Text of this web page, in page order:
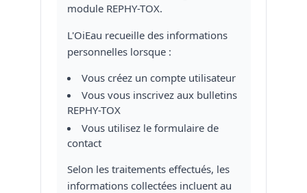
module REPHY-TOX.
L'OiEau recueille des informations
personnelles lorsque :
Vous créez un compte utilisateur
Vous vous inscrivez aux bulletins
REPHY-TOX
Vous utilisez le formulaire de
contact
Selon les traitements effectués, les
informations collectées incluent au